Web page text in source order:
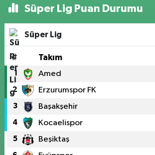
Süper Lig Puan Durumu
Süper Lig
# Takım
1 Amed
2 Erzurumspor FK
3 Başakşehir
4 Kocaelispor
5 Beşiktaş